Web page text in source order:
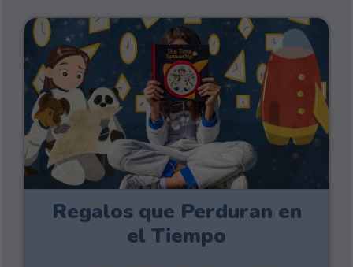
Regalos que Perduran en
el Tiempo